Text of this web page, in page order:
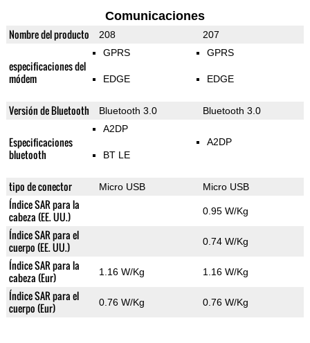
Comunicaciones
Nombre del producto 208 207
especificaciones del
módem
GPRS
EDGE
GPRS
EDGE
Versión de Bluetooth Bluetooth 3.0 Bluetooth 3.0
Especificaciones
bluetooth
A2DP
BT LE
A2DP
tipo de conector Micro USB Micro USB
Índice SAR para la
cabeza (EE. UU.)
0.95 W/Kg
Índice SAR para el
cuerpo (EE. UU.)
0.74 W/Kg
Índice SAR para la
cabeza (Eur)
1.16 W/Kg 1.16 W/Kg
Índice SAR para el
cuerpo (Eur)
0.76 W/Kg 0.76 W/Kg